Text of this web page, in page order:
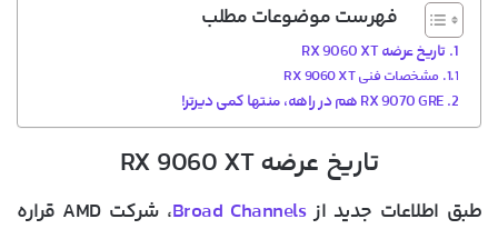
فهرست موضوعات مطلب
تاریخ عرضه RX 9060 XT
مشخصات فنی RX 9060 XT
RX 9070 GRE هم در راهه، منتها کمی دیرتر!
تاریخ عرضه RX 9060 XT
طبق اطلاعات جدید ازBroad Channels
، شرکت AMD قراره